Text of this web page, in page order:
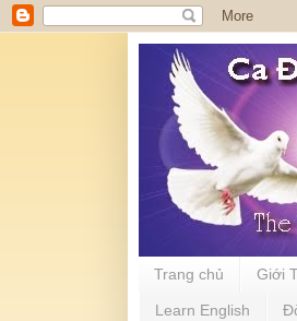
Trang chủ Giới
Learn English